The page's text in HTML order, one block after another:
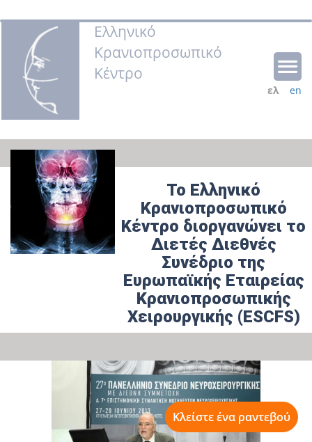
Ελληνικό
Κρανιοπροσωπικό
Κέντρο
en
ελ
Το Ελληνικό
Κρανιοπροσωπικό
Κέντρο διοργανώνει το
Διετές Διεθνές
Συνέδριο της
Ευρωπαϊκής Εταιρείας
Κρανιοπροσωπικής
Χειρουργικής (ESCFS)
Κλείστε ένα ραντεβού